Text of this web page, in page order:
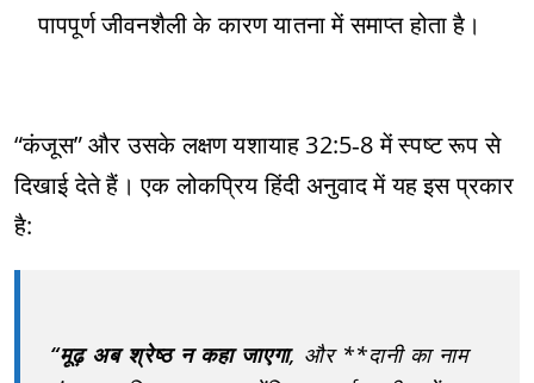
पापपूर्ण जीवनशैली के कारण यातना में समाप्त होता है।
“कंजूस” और उसके लक्षण यशायाह 32:5‑8 में स्पष्ट रूप से
दिखाई देते हैं। एक लोकप्रिय हिंदी अनुवाद में यह इस प्रकार
है:
“मूढ़ अब श्रेष्ठ न कहा जाएगा, और **दानी का नाम